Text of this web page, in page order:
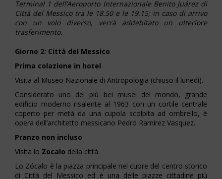
Terminal 1 dell’Aeroporto Internazionale Benito Juárez di
Città del Messico tra le 18.50 e le 19.15; in caso di arrivo
con un volo diverso, verrà addebitato un ulteriore
trasferimento.
Giorno 2: Città del Messico
Prima colazione in hotel
Visita al Museo Nazionale di Antropologia (chiuso il lunedì).
Considerato uno dei più bei musei del mondo, grande
edificio moderno risalente al 1963 con un cortile centrale
coperto per metà da una cupola scolpita ad ombrello, è
opera dell’architetto messicano Pedro Ramirez Vasquez.
Pranzo non incluso
Visita lo Zocalo della città
Lo Zócalo è la piazza principale nel cuore del centro storico
di Città del Messico ed è una delle piazze cittadine più